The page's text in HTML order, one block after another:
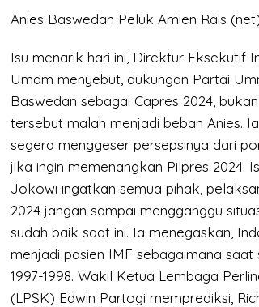
Anies Baswedan Peluk Amien Rais
Isu menarik hari ini, Direktur Eksekutif
Umam menyebut, dukungan Partai
Baswedan sebagai Capres 2024,
tersebut malah menjadi beban Anies.
segera menggeser persepsinya dari
jika ingin memenangkan Pilpres 2024.
Jokowi ingatkan semua pihak,
2024 jangan sampai mengganggu
sudah baik saat ini. Ia menegaskan,
menjadi pasien IMF sebagaimana
1997-1998. Wakil Ketua Lembaga
(LPSK) Edwin Partogi memprediksi,